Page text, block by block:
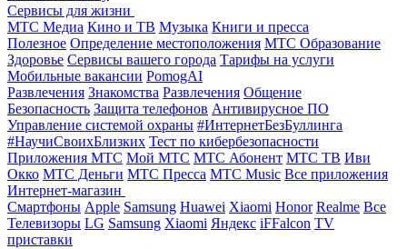
Сервисы для жизни
МТС Медиа Кино и ТВ Музыка Книги и пресса
Полезное Определение местоположения МТС Образование
Здоровье Сервисы вашего города Тарифы на услуги
Мобильные вакансии PomogAI
Развлечения Знакомства Развлечения Общение
Безопасность Защита телефонов Антивирусное ПО
Управление системой охраны #ИнтернетБезБуллинга
#НаучиСвоихБлизких Тест по кибербезопасности
Приложения МТС Мой МТС МТС Абонент МТС ТВ Иви
Окко МТС Деньги МТС Пресса МТС Music Все приложения
Интернет-магазин
Смартфоны Apple Samsung Huawei Xiaomi Honor Realme Все
Телевизоры LG Samsung Xiaomi Яндекс iFFalcon TV
приставки